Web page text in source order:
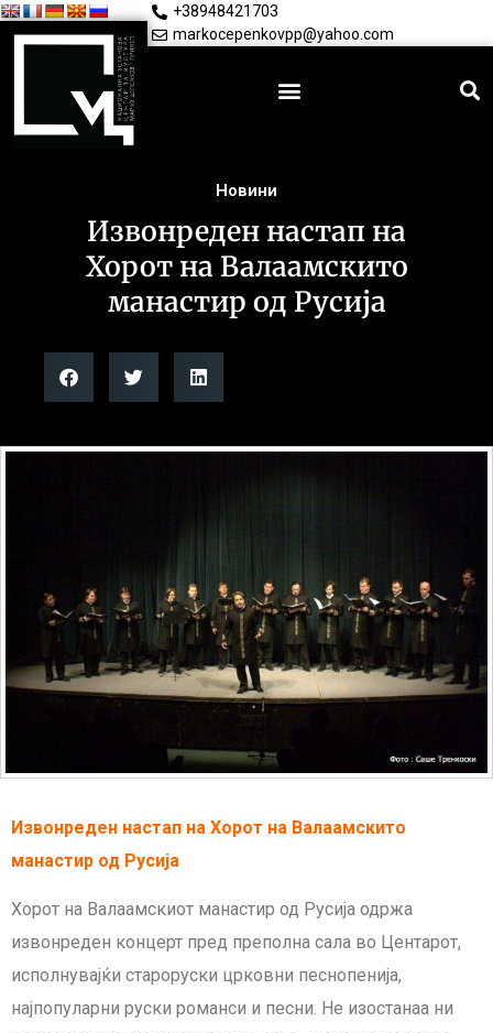
+38948421703
markocepenkovpp@yahoo.com
Новини
Извонреден настап на
Хорот на Валаамскито
манастир од Русија
Извонреден настап на Хорот на Валаамскито
манастир од Русија
Хорот на Валаамскиот манастир од Русија одржа
извонреден концерт пред преполна сала во Центарот,
исполнувајќи староруски црковни песнопенија,
најпопуларни руски романси и песни. Не изостанаа ни